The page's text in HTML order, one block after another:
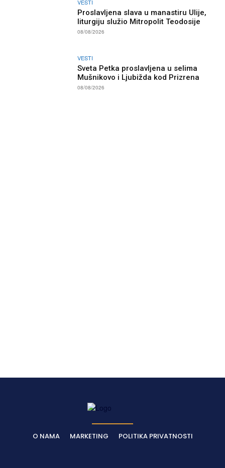
VESTI
Proslavljena slava u manastiru Ulije,
liturgiju služio Mitropolit Teodosije
08/08/2026
VESTI
Sveta Petka proslavljena u selima
Mušnikovo i Ljubižda kod Prizrena
08/08/2026
O NAMA MARKETING POLITIKA PRIVATNOSTI